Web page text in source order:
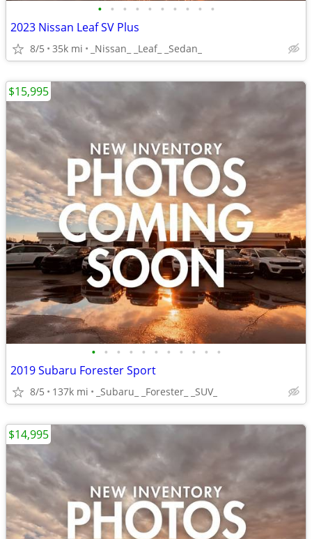
• • • • • • • • • •
2023 Nissan Leaf SV Plus
8/5 35k mi _Nissan_ _Leaf_ _Sedan_
• • • • • • • • • • •
2019 Subaru Forester Sport
8/5 137k mi _Subaru_ _Forester_ _SUV_
$15,995
$14,995